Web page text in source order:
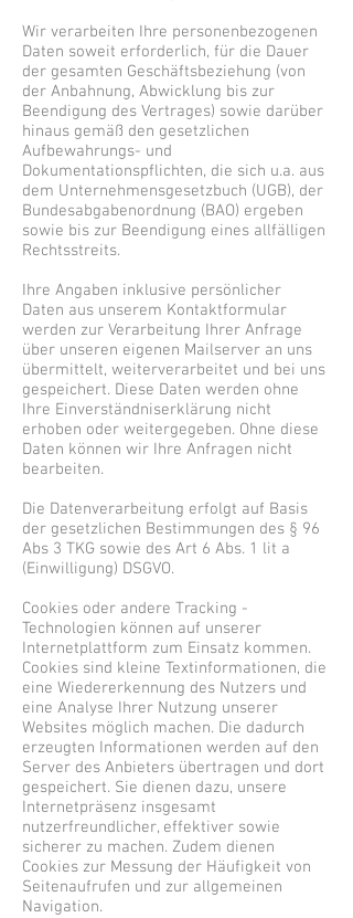
Wir verarbeiten Ihre personenbezogenen
Daten soweit erforderlich, für die Dauer
der gesamten Geschäftsbeziehung (von
der Anbahnung, Abwicklung bis zur
Beendigung des Vertrages) sowie darüber
hinaus gemäß den gesetzlichen
Aufbewahrungs- und
Dokumentationspflichten, die sich u.a. aus
dem Unternehmensgesetzbuch (UGB), der
Bundesabgabenordnung (BAO) ergeben
sowie bis zur Beendigung eines allfälligen
Rechtsstreits.
Ihre Angaben inklusive persönlicher
Daten aus unserem Kontaktformular
werden zur Verarbeitung Ihrer Anfrage
über unseren eigenen Mailserver an uns
übermittelt, weiterverarbeitet und bei uns
gespeichert. Diese Daten werden ohne
Ihre Einverständniserklärung nicht
erhoben oder weitergegeben. Ohne diese
Daten können wir Ihre Anfragen nicht
bearbeiten.
Die Datenverarbeitung erfolgt auf Basis
der gesetzlichen Bestimmungen des § 96
Abs 3 TKG sowie des Art 6 Abs. 1 lit a
(Einwilligung) DSGVO.
Cookies oder andere Tracking -
Technologien können auf unserer
Internetplattform zum Einsatz kommen.
Cookies sind kleine Textinformationen, die
eine Wiedererkennung des Nutzers und
eine Analyse Ihrer Nutzung unserer
Websites möglich machen. Die dadurch
erzeugten Informationen werden auf den
Server des Anbieters übertragen und dort
gespeichert. Sie dienen dazu, unsere
Internetpräsenz insgesamt
nutzerfreundlicher, effektiver sowie
sicherer zu machen. Zudem dienen
Cookies zur Messung der Häufigkeit von
Seitenaufrufen und zur allgemeinen
Navigation.